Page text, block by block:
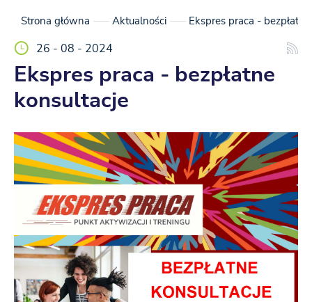
Strona główna Aktualności Ekspres praca -
26 - 08 - 2024
Ekspres praca - bezpłatne
konsultacje